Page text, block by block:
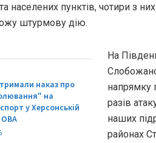
населених пунктів, чотири з
штурмову дію.
наказ про
на
у Херсонській
ОВА
На
напрямку
разів
наших
районах